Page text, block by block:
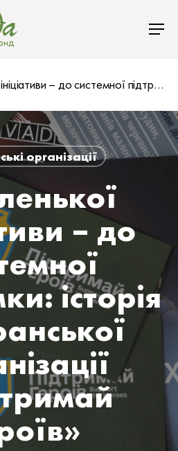
З маленької ініціативи – до системної підтримки: історія ветеранської організації «Підтримай героїв»
організації
– до
історія